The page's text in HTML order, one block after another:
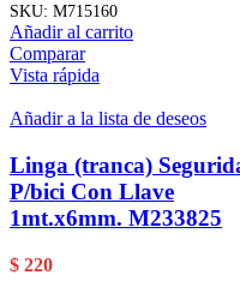
SKU: M715160
Añadir al carrito
Comparar
Vista rápida
Añadir a la lista de deseos
Linga (tranca)
P/bici Con Llave
1mt.x6mm. M233825
$ 220